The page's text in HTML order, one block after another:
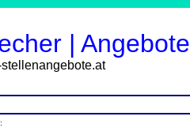
| Angebote
stellenangebote.at